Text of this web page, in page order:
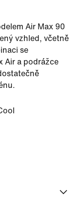
Air Max 90
vzhled, včetně
se
Air a podrážce